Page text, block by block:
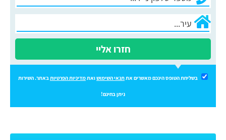
חזרו אליי
בשליחת הטופס הינכם מאשרים אתתנאי השימושואתמדיניות הפרטיותבאתר. השירות
ניתן בחינם!